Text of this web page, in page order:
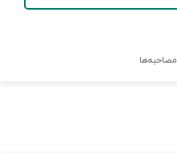
مصاحبه‌ها